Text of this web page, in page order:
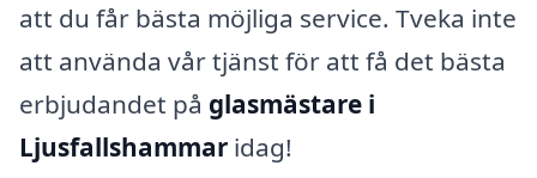
att du får bästa möjliga service. Tveka inte
att använda vår tjänst för att få det bästa
erbjudandet på glasmästare i
Ljusfallshammar idag!